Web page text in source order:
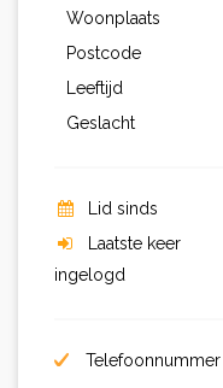
Woonplaats
Postcode
Leeftijd
Geslacht
Lid sinds
Laatste keer
ingelogd